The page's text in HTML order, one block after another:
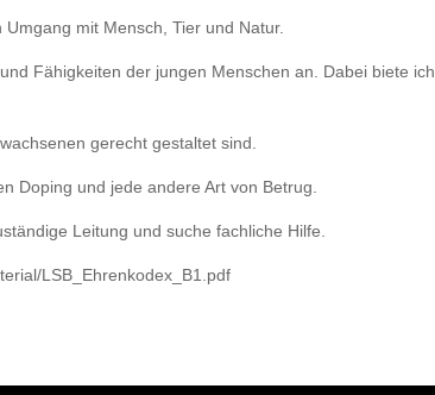
mit Mensch, Tier und Natur.
Fähigkeiten der jungen Menschen an. Dabei biete ich
gerecht gestaltet sind.
Doping und jede andere Art von Betrug.
Leitung und suche fachliche Hilfe.
LSB_Ehrenkodex_B1.pdf